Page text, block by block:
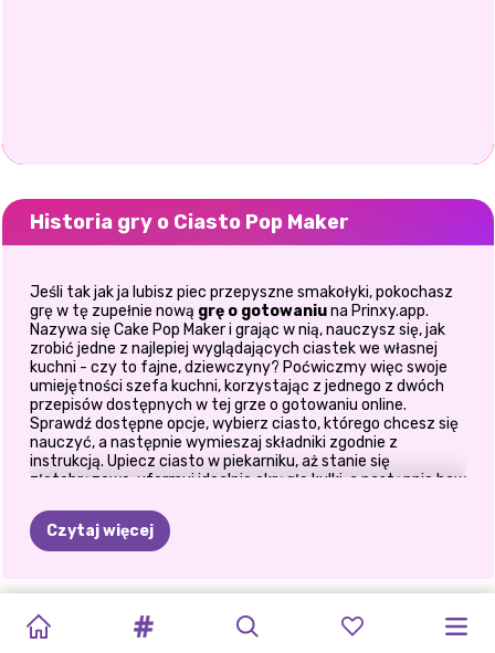
Historia gry o Ciasto Pop Maker
Jeśli tak jak ja lubisz piec przepyszne smakołyki, pokochasz
grę w tę zupełnie nową grę o gotowaniuna Prinxy.app.
Nazywa się Cake Pop Maker i grając w nią, nauczysz się, jak
zrobić jedne z najlepiej wyglądających ciastek we własnej
kuchni - czy to fajne, dziewczyny? Poćwiczmy więc swoje
umiejętności szefa kuchni, korzystając z jednego z dwóch
przepisów dostępnych w tej grze o gotowaniu online.
Sprawdź dostępne opcje, wybierz ciasto, którego chcesz się
nauczyć, a następnie wymieszaj składniki zgodnie z
instrukcją. Upiecz ciasto w piekarniku, aż stanie się
złotobrązowe, uformuj idealnie okrągłe kulki, a następnie baw
kokardkami i innymi słodkimi dodatkami, które z łatwością
zmienią je w jadalne dzieła sztuki . Baw się dobrze grając w
gry o pieczeniuonline na Prinxy.app!
Czytaj więcej
CHRISTMAS:
CIASTO
POP
STRUMIENIOWA
DO
FASHIONISTKI:
TRENDY
NOWOŻEŃCY!
WYSTRÓJ
NEONOWA
MODA
SIOSTRY
DEKORACJA